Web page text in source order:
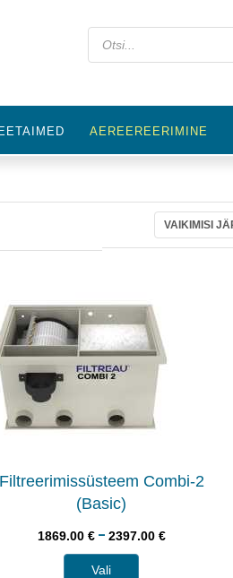
AEREEREERIMINE
Filtreerimissüsteem Combi-2
(Basic)
1869.00 € – 2397.00 €
Vali